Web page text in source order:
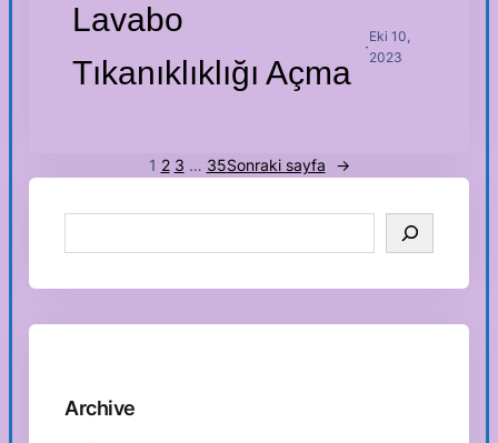
Lavabo
Tıkanıklıklığı Açma
·
Eki 10,
2023
1 2 3 … 35Sonraki sayfa →
e
c
Archive